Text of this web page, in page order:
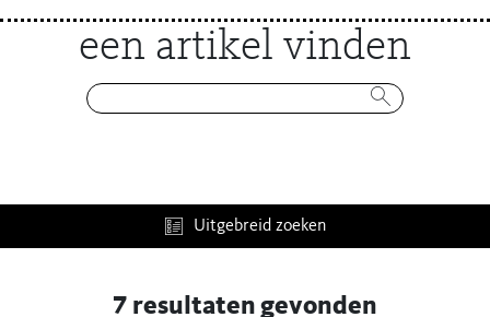
een artikel vinden
Uitgebreid zoeken
7 resultaten gevonden